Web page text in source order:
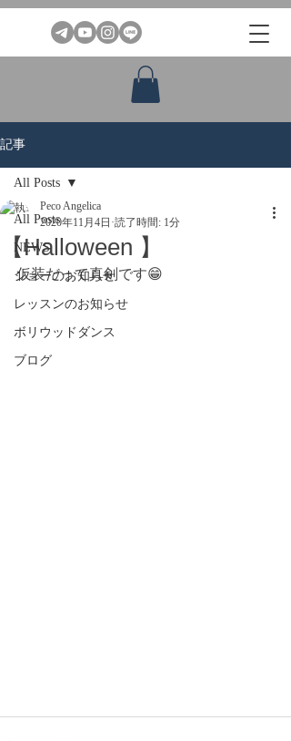
記事
All Posts
NEWS
ショーのお知らせ
レッスンのお知らせ
ボリウッドダンス
ブログ
All Posts
【Halloween 】
Peco Angelica
2020年11月4日 読了時間: 1分
仮装だって真剣です😁